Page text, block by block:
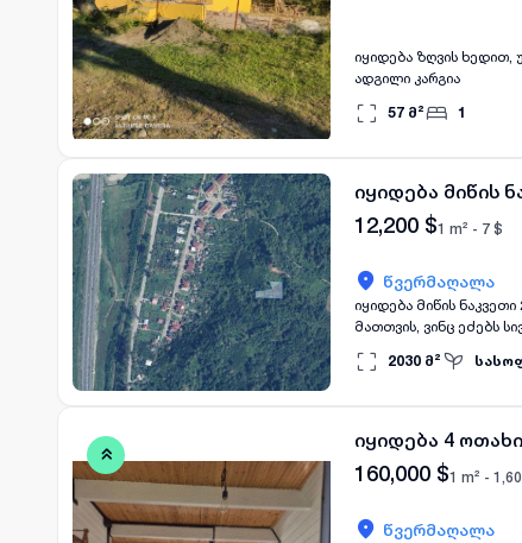
იყიდება ზღვის ხედით,
ადგილი კარგია
57 მ² 1
იყიდება მიწის
12,200 $1 m² - 7 $
წვერმაღალა
იყიდება მიწის
მათთვის, ვინც ეძებს
ოცნების სივრცე,
2030 მ²
იყიდება 4
160,000 $1 m² -
წვერმაღალა